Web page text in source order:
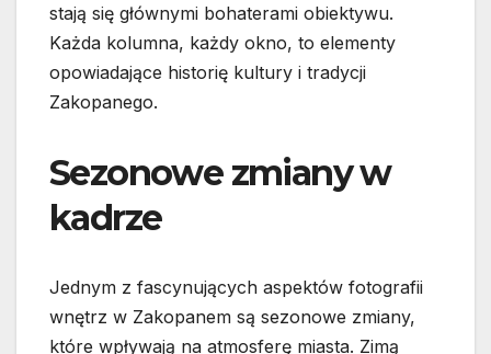
stają się głównymi bohaterami obiektywu.
Każda kolumna, każdy okno, to elementy
opowiadające historię kultury i tradycji
Zakopanego.
Sezonowe zmiany w
kadrze
Jednym z fascynujących aspektów fotografii
wnętrz w Zakopanem są sezonowe zmiany,
które wpływają na atmosferę miasta. Zimą